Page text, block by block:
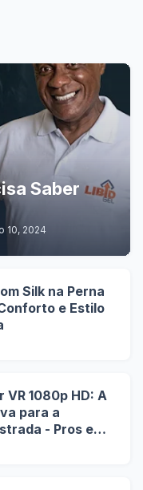
Saber
10, 2024
Silk na Perna
e Estilo
VR 1080p HD: A
para a
- Pros e